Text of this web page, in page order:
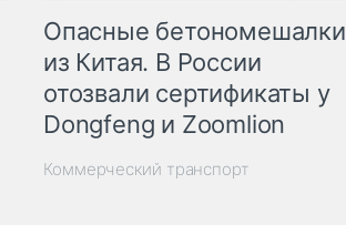
Опасные бетономешалки
из Китая. В России
отозвали сертификаты у
Dongfeng и Zoomlion
Коммерческий транспорт